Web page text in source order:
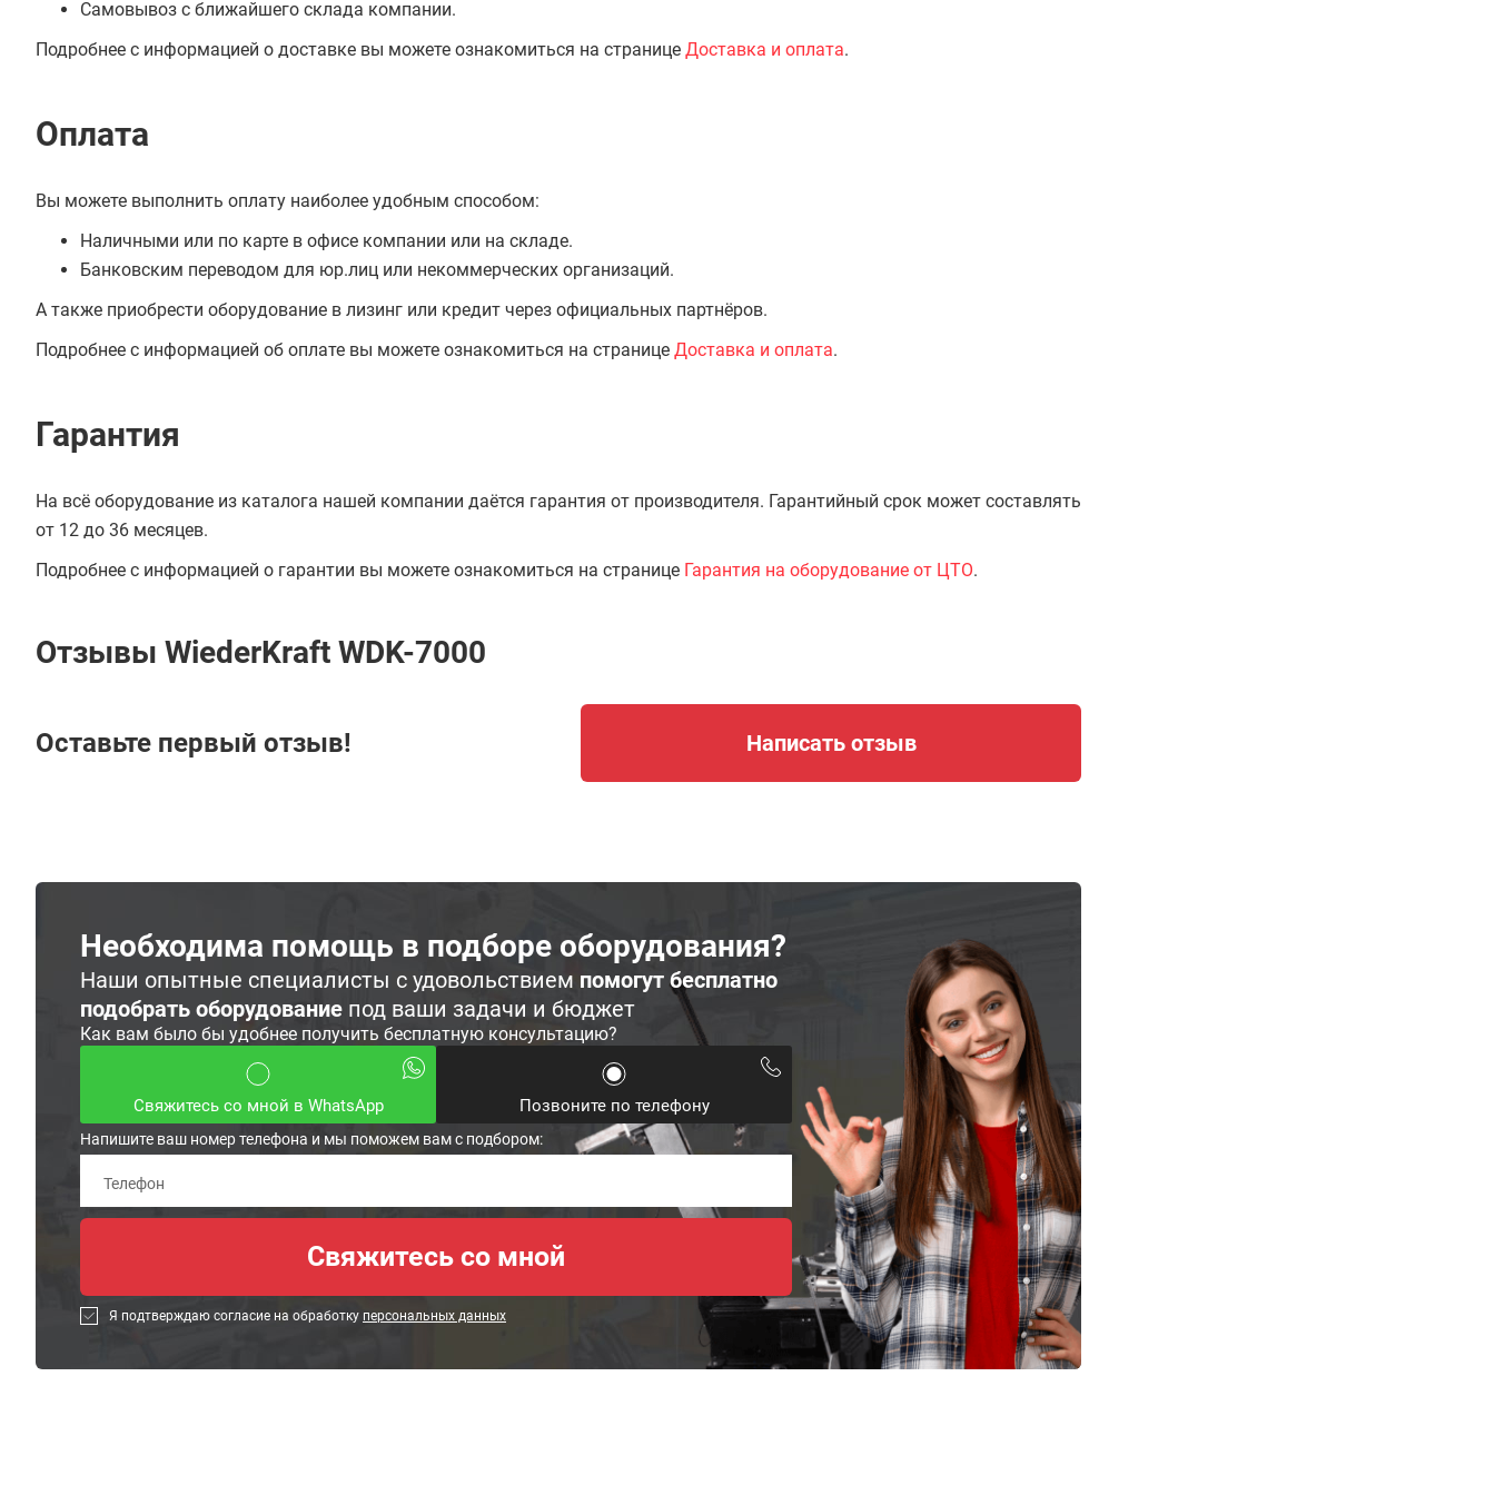
Самовывоз с ближайшего склада компании.
Подробнее с информацией о доставке вы можете ознакомиться на странице Доставка и оплата.
Оплата
Вы можете выполнить оплату наиболее удобным способом:
Наличными или по карте в офисе компании или на складе.
Банковским переводом для юр.лиц или некоммерческих организаций.
А также приобрести оборудование в лизинг или кредит через официальных партнёров.
Подробнее с информацией об оплате вы можете ознакомиться на странице Доставка и оплата.
Гарантия
На всё оборудование из каталога нашей компании даётся гарантия от производителя. Гарантийный срок может составлять
от 12 до 36 месяцев.
Подробнее с информацией о гарантии вы можете ознакомиться на странице Гарантия на оборудование от ЦТО.
Отзывы WiederKraft WDK-7000
Оставьте первый отзыв! Написать отзыв
Необходима помощь в подборе оборудования?
Наши опытные специалисты с удовольствием помогут бесплатно
подобрать оборудование под ваши задачи и бюджет
Как вам было бы удобнее получить бесплатную консультацию?
Свяжитесь со мной в WhatsApp Позвоните по телефону
Напишите ваш номер телефона и мы поможем вам с подбором:
Я подтверждаю согласие на обработку персональных данных